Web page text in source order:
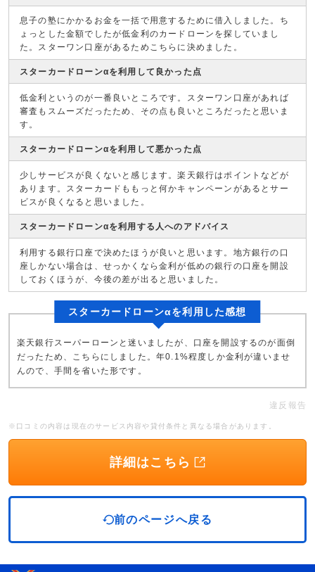
息子の塾にかかるお金を一括で用意するために借入しました。ち
ょっとした金額でしたが低金利のカードローンを探していまし
た。スターワン口座があるためこちらに決めました。
スターカードローンαを利用して良かった点
低金利というのが一番良いところです。スターワン口座があれば
審査もスムーズだったため、その点も良いところだったと思いま
す。
スターカードローンαを利用して悪かった点
少しサービスが良くないと感じます。楽天銀行はポイントなどが
あります。スターカードももっと何かキャンペーンがあるとサー
ビスが良くなると思いました。
スターカードローンαを利用する人へのアドバイス
利用する銀行口座で決めたほうが良いと思います。地方銀行の口
座しかない場合は、せっかくなら金利が低めの銀行の口座を開設
しておくほうが、今後の差が出ると思いました。
スターカードローンαを利用した感想
楽天銀行スーパーローンと迷いましたが、口座を開設するのが面倒
だったため、こちらにしました。年0.1%程度しか金利が違いませ
んので、手間を省いた形です。
違反報告
※口コミの内容は現在のサービス内容や貸付条件と異なる場合があります。
詳細はこちら
前のページへ戻る